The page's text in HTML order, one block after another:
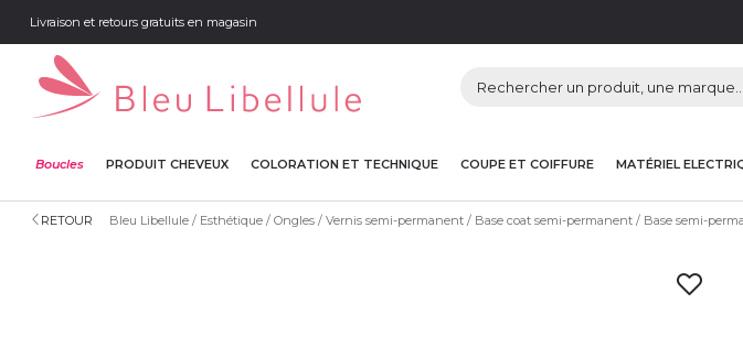
Livraison et retours gratuits en magasin
Boucles PRODUIT CHEVEUX COLORATION ET TECHNIQUE COUPE ET COIFFURE MATÉRIEL
RETOUR Bleu Libellule Esthétique Ongles Vernis semi-permanent Base coat semi-permanent Base semi-